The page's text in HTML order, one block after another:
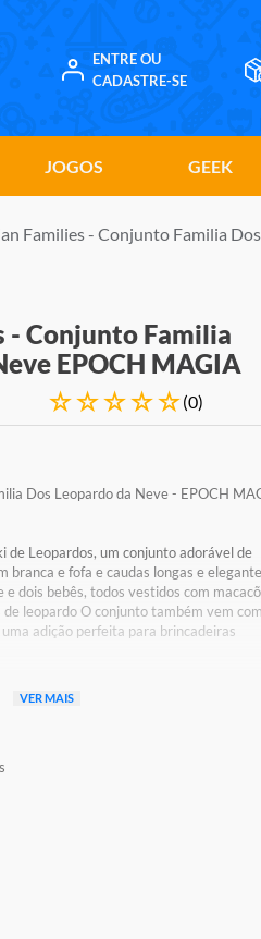
ENTRE OU
CADASTRE-SE
JOGOS GEEK
Families - Conjunto Familia
- Conjunto Familia
EPOCH MAGIA
☆☆☆☆☆(0)
Dos Leopardo da Neve - EPOCH
de Leopardos, um conjunto adorável de
branca e fofa e caudas longas e
dois bebês, todos vestidos com
leopardo O conjunto também vem com
adição perfeita para brincadeiras
e Tecido
VER MAIS